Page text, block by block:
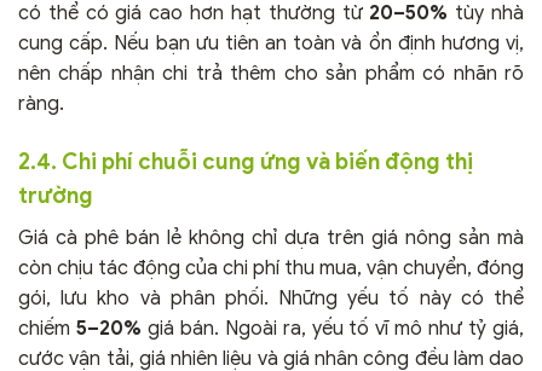
có thể có giá cao hơn hạt thường từ 20–50% tùy nhà
cung cấp. Nếu bạn ưu tiên an toàn và ổn định hương vị,
nên chấp nhận chi trả thêm cho sản phẩm có nhãn rõ
ràng.
2.4. Chi phí chuỗi cung ứng và biến động thị
trường
Giá cà phê bán lẻ không chỉ dựa trên giá nông sản mà
còn chịu tác động của chi phí thu mua, vận chuyển, đóng
gói, lưu kho và phân phối. Những yếu tố này có thể
chiếm 5–20% giá bán. Ngoài ra, yếu tố vĩ mô như tỷ giá,
cước vận tải, giá nhiên liệu và giá nhân công đều làm dao